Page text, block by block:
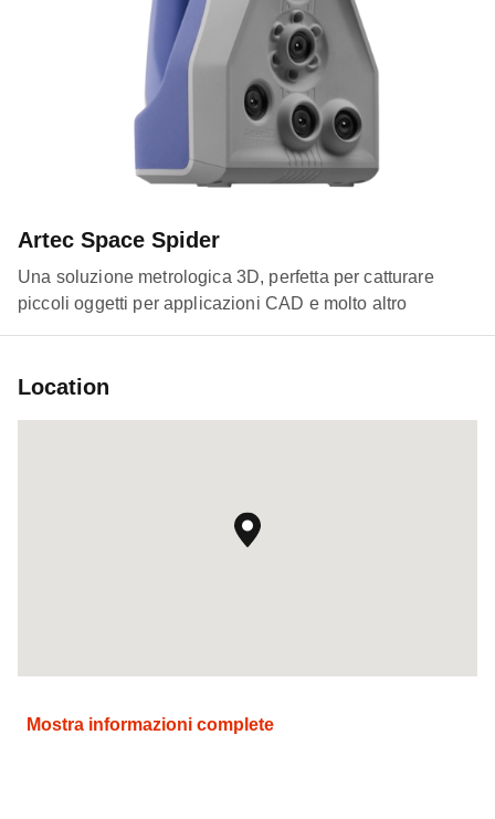
Artec Space Spider
Una soluzione metrologica 3D, perfetta per catturare
piccoli oggetti per applicazioni CAD e molto altro
Location
Mostra informazioni complete